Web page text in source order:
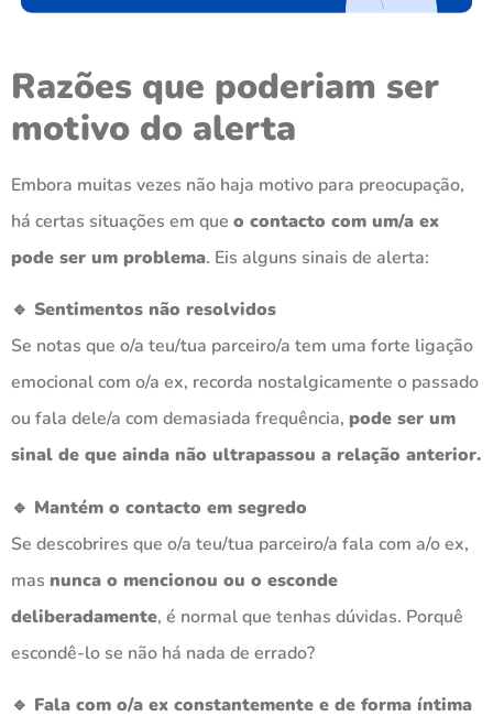
Razões que poderiam ser
motivo do alerta
Embora muitas vezes não haja motivo para preocupação,
há certas situações em que o contacto com um/a ex
pode ser um problema. Eis alguns sinais de alerta:
🔹 Sentimentos não resolvidos
Se notas que o/a teu/tua parceiro/a tem uma forte ligação
emocional com o/a ex, recorda nostalgicamente o passado
ou fala dele/a com demasiada frequência, pode ser um
sinal de que ainda não ultrapassou a relação anterior.
🔹 Mantém o contacto em segredo
Se descobrires que o/a teu/tua parceiro/a fala com a/o ex,
mas nunca o mencionou ou o esconde
deliberadamente, é normal que tenhas dúvidas. Porquê
escondê-lo se não há nada de errado?
🔹 Fala com o/a ex constantemente e de forma íntima